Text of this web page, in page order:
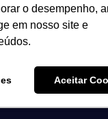
o desempenho,
em nosso site e
Aceitar
o desempenho,
em nosso site e
Aceitar
Fiscais Estratégicas.
de uso e política de
Design